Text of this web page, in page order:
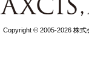
Copyright © 2005-2026 株式